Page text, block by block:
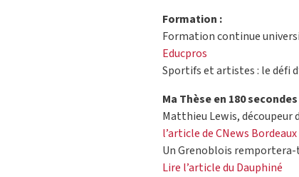
Formation :
Formation continue
Educpros
Sportifs et artistes : le défi
Ma Thèse en 180
Matthieu Lewis, découpeur
l’article de CNews Bordeaux
Un Grenoblois remportera-
Lire l’article du Dauphiné